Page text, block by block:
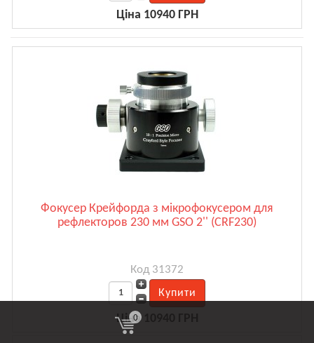
Ціна 10940 ГРН
Фокусер Крейфорда з мікрофокусером для
рефлекторов 230 мм GSO 2'' (CRF230)
Код 31372
Ціна 10940 ГРН
0